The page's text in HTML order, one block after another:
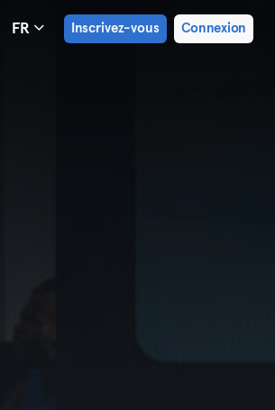
FR Inscrivez-vous Connexion